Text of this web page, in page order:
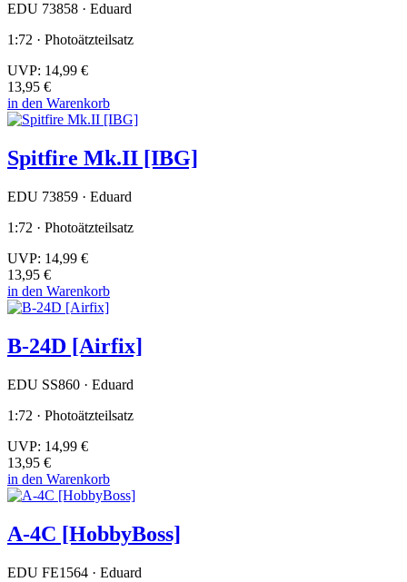
EDU 73858 · Eduard
1:72 · Photoätzteilsatz
UVP: 14,99 €
13,95 €
in den Warenkorb
Spitfire Mk.II [IBG]
EDU 73859 · Eduard
1:72 · Photoätzteilsatz
UVP: 14,99 €
13,95 €
in den Warenkorb
B-24D [Airfix]
EDU SS860 · Eduard
1:72 · Photoätzteilsatz
UVP: 14,99 €
13,95 €
in den Warenkorb
A-4C [HobbyBoss]
EDU FE1564 · Eduard